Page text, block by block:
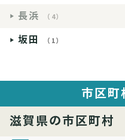
長浜
（4）
坂田 （1）
市区町
滋賀県の市区町村